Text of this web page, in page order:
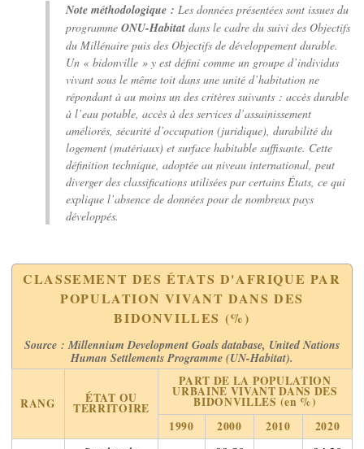
Note méthodologique : Les données présentées sont issues du
programme ONU-Habitat dans le cadre du suivi des Objectifs
du Millénaire puis des Objectifs de développement durable.
Un « bidonville » y est défini comme un groupe d’individus
vivant sous le même toit dans une unité d’habitation ne
répondant à au moins un des critères suivants : accès durable
à l’eau potable, accès à des services d’assainissement
améliorés, sécurité d’occupation (juridique), durabilité du
logement (matériaux) et surface habitable suffisante. Cette
définition technique, adoptée au niveau international, peut
diverger des classifications utilisées par certains États, ce qui
explique l’absence de données pour de nombreux pays
développés.
CLASSEMENT DES ÉTATS D'AFRIQUE PAR
POPULATION VIVANT DANS DES
BIDONVILLES (%)
Source : Millennium Development Goals database, United Nations
Human Settlements Programme (UN-Habitat).
RANG ÉTAT OU
TERRITOIRE
PART DE LA POPULATION
URBAINE VIVANT DANS DES
BIDONVILLES (en %)
1990
2000 2010 2020